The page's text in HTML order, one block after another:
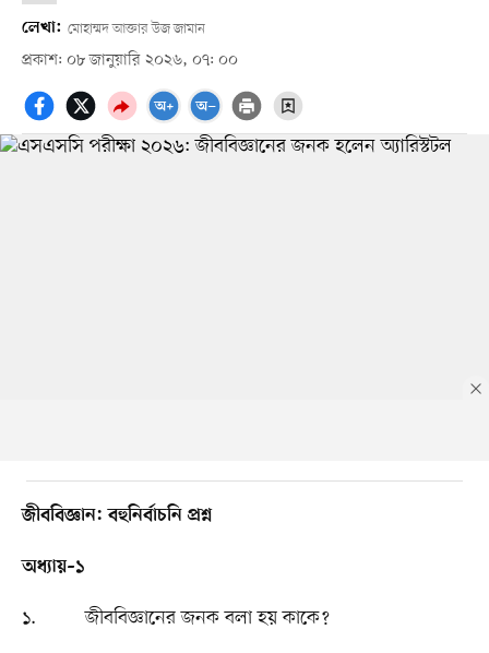
লেখা: মোহাম্মদ আক্তার উজ জামান
প্রকাশ: ০৮ জানুয়ারি ২০২৬, ০৭: ০০
জীববিজ্ঞান: বহুনির্বাচনি প্রশ্ন
অধ্যায়–১
১. জীববিজ্ঞানের জনক বলা হয় কাকে?